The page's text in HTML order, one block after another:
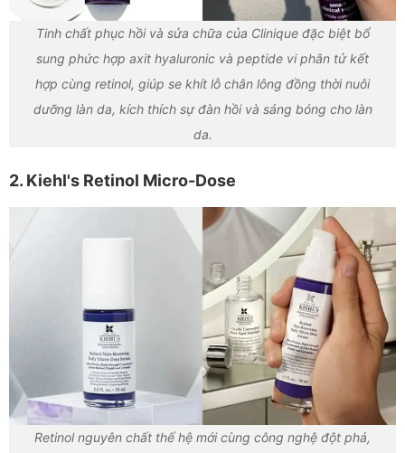
Tinh chất phục hồi và sửa chữa của Clinique đặc biệt bổ
sung phức hợp axit hyaluronic và peptide vi phân tử kết
hợp cùng retinol, giúp se khít lỗ chân lông đồng thời nuôi
dưỡng làn da, kích thích sự đàn hồi và sáng bóng cho làn
da.
2. Kiehl's Retinol Micro-Dose
Retinol nguyên chất thế hệ mới cùng công nghệ đột phá,